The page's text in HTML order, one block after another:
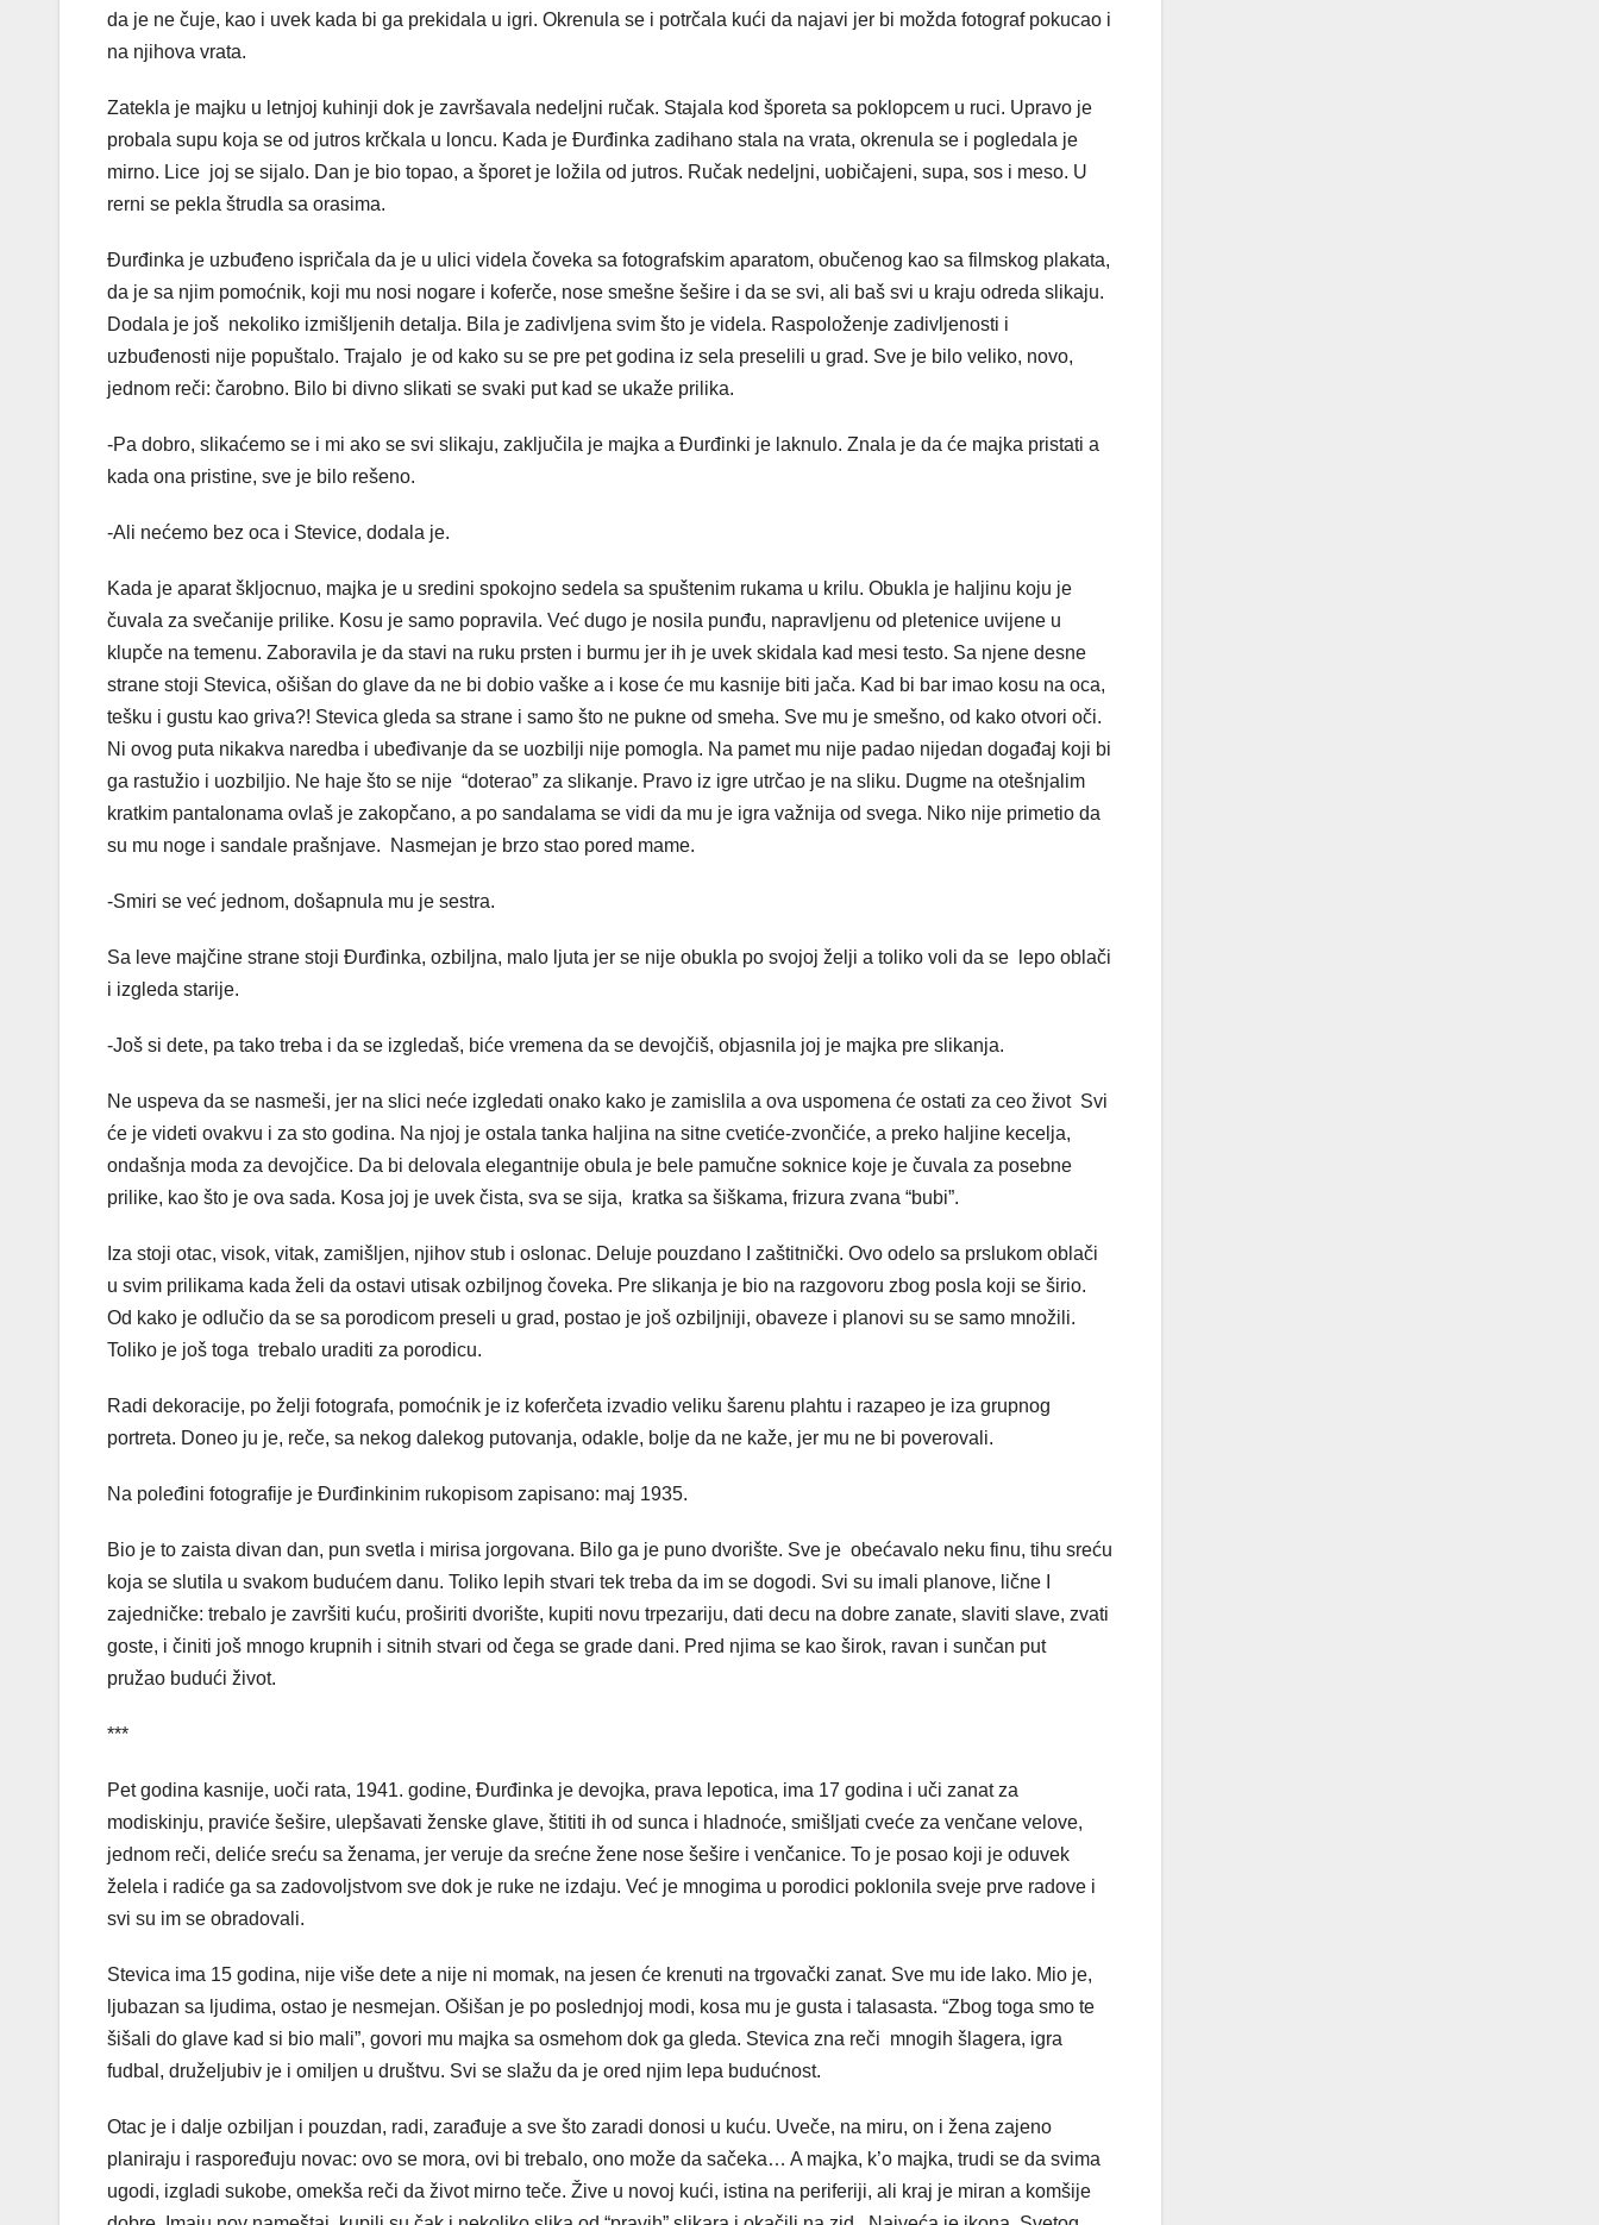
da je ne čuje, kao i uvek kada bi ga prekidala u igri. Okrenula se i potrčala kući da najavi jer bi možda fotograf pokucao i
na njihova vrata.
Zatekla je majku u letnjoj kuhinji dok je završavala nedeljni ručak. Stajala kod šporeta sa poklopcem u ruci. Upravo je
probala supu koja se od jutros krčkala u loncu. Kada je Đurđinka zadihano stala na vrata, okrenula se i pogledala je
mirno. Lice joj se sijalo. Dan je bio topao, a šporet je ložila od jutros. Ručak nedeljni, uobičajeni, supa, sos i meso. U
rerni se pekla štrudla sa orasima.
Đurđinka je uzbuđeno ispričala da je u ulici videla čoveka sa fotografskim aparatom, obučenog kao sa filmskog plakata,
da je sa njim pomoćnik, koji mu nosi nogare i koferče, nose smešne šešire i da se svi, ali baš svi u kraju odreda slikaju.
Dodala je još nekoliko izmišljenih detalja. Bila je zadivljena svim što je videla. Raspoloženje zadivljenosti i
uzbuđenosti nije popuštalo. Trajalo je od kako su se pre pet godina iz sela preselili u grad. Sve je bilo veliko, novo,
jednom reči: čarobno. Bilo bi divno slikati se svaki put kad se ukaže prilika.
-Pa dobro, slikaćemo se i mi ako se svi slikaju, zaključila je majka a Đurđinki je laknulo. Znala je da će majka pristati a
kada ona pristine, sve je bilo rešeno.
-Ali nećemo bez oca i Stevice, dodala je.
Kada je aparat škljocnuo, majka je u sredini spokojno sedela sa spuštenim rukama u krilu. Obukla je haljinu koju je
čuvala za svečanije prilike. Kosu je samo popravila. Već dugo je nosila punđu, napravljenu od pletenice uvijene u
klupče na temenu. Zaboravila je da stavi na ruku prsten i burmu jer ih je uvek skidala kad mesi testo. Sa njene desne
strane stoji Stevica, ošišan do glave da ne bi dobio vaške a i kose će mu kasnije biti jača. Kad bi bar imao kosu na oca,
tešku i gustu kao griva?! Stevica gleda sa strane i samo što ne pukne od smeha. Sve mu je smešno, od kako otvori oči.
Ni ovog puta nikakva naredba i ubeđivanje da se uozbilji nije pomogla. Na pamet mu nije padao nijedan događaj koji bi
ga rastužio i uozbiljio. Ne haje što se nije “doterao” za slikanje. Pravo iz igre utrčao je na sliku. Dugme na otešnjalim
kratkim pantalonama ovlaš je zakopčano, a po sandalama se vidi da mu je igra važnija od svega. Niko nije primetio da
su mu noge i sandale prašnjave. Nasmejan je brzo stao pored mame.
-Smiri se već jednom, došapnula mu je sestra.
Sa leve majčine strane stoji Đurđinka, ozbiljna, malo ljuta jer se nije obukla po svojoj želji a toliko voli da se lepo oblači
i izgleda starije.
-Još si dete, pa tako treba i da se izgledaš, biće vremena da se devojčiš, objasnila joj je majka pre slikanja.
Ne uspeva da se nasmeši, jer na slici neće izgledati onako kako je zamislila a ova uspomena će ostati za ceo život Svi
će je videti ovakvu i za sto godina. Na njoj je ostala tanka haljina na sitne cvetiće-zvončiće, a preko haljine kecelja,
ondašnja moda za devojčice. Da bi delovala elegantnije obula je bele pamučne soknice koje je čuvala za posebne
prilike, kao što je ova sada. Kosa joj je uvek čista, sva se sija, kratka sa šiškama, frizura zvana “bubi”.
Iza stoji otac, visok, vitak, zamišljen, njihov stub i oslonac. Deluje pouzdano I zaštitnički. Ovo odelo sa prslukom oblači
u svim prilikama kada želi da ostavi utisak ozbiljnog čoveka. Pre slikanja je bio na razgovoru zbog posla koji se širio.
Od kako je odlučio da se sa porodicom preseli u grad, postao je još ozbiljniji, obaveze i planovi su se samo množili.
Toliko je još toga trebalo uraditi za porodicu.
Radi dekoracije, po želji fotografa, pomoćnik je iz koferčeta izvadio veliku šarenu plahtu i razapeo je iza grupnog
portreta. Doneo ju je, reče, sa nekog dalekog putovanja, odakle, bolje da ne kaže, jer mu ne bi poverovali.
Na poleđini fotografije je Đurđinkinim rukopisom zapisano: maj 1935.
Bio je to zaista divan dan, pun svetla i mirisa jorgovana. Bilo ga je puno dvorište. Sve je obećavalo neku finu, tihu sreću
koja se slutila u svakom budućem danu. Toliko lepih stvari tek treba da im se dogodi. Svi su imali planove, lične I
zajedničke: trebalo je završiti kuću, proširiti dvorište, kupiti novu trpezariju, dati decu na dobre zanate, slaviti slave, zvati
goste, i činiti još mnogo krupnih i sitnih stvari od čega se grade dani. Pred njima se kao širok, ravan i sunčan put
pružao budući život.
***
Pet godina kasnije, uoči rata, 1941. godine, Đurđinka je devojka, prava lepotica, ima 17 godina i uči zanat za
modiskinju, praviće šešire, ulepšavati ženske glave, štititi ih od sunca i hladnoće, smišljati cveće za venčane velove,
jednom reči, deliće sreću sa ženama, jer veruje da srećne žene nose šešire i venčanice. To je posao koji je oduvek
želela i radiće ga sa zadovoljstvom sve dok je ruke ne izdaju. Već je mnogima u porodici poklonila sveje prve radove i
svi su im se obradovali.
Stevica ima 15 godina, nije više dete a nije ni momak, na jesen će krenuti na trgovački zanat. Sve mu ide lako. Mio je,
ljubazan sa ljudima, ostao je nesmejan. Ošišan je po poslednjoj modi, kosa mu je gusta i talasasta. “Zbog toga smo te
šišali do glave kad si bio mali”, govori mu majka sa osmehom dok ga gleda. Stevica zna reči mnogih šlagera, igra
fudbal, druželjubiv je i omiljen u društvu. Svi se slažu da je ored njim lepa budućnost.
Otac je i dalje ozbiljan i pouzdan, radi, zarađuje a sve što zaradi donosi u kuću. Uveče, na miru, on i žena zajeno
planiraju i raspoređuju novac: ovo se mora, ovi bi trebalo, ono može da sačeka… A majka, k’o majka, trudi se da svima
ugodi, izgladi sukobe, omekša reči da život mirno teče. Žive u novoj kući, istina na periferiji, ali kraj je miran a komšije